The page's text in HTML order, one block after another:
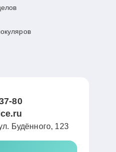
80
Будённого, 123